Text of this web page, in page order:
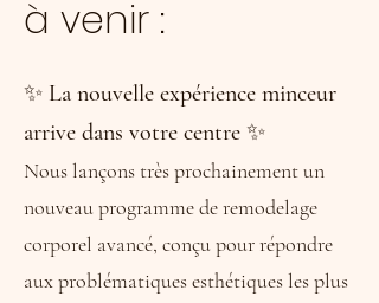
à venir :
✨ La nouvelle expérience minceur
arrive dans votre centre ✨
Nous lançons très prochainement un
nouveau programme de remodelage
corporel avancé, conçu pour répondre
aux problématiques esthétiques les plus